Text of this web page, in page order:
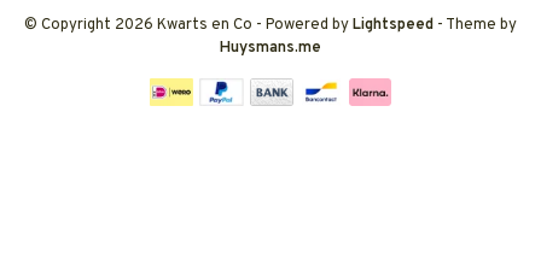
© Copyright 2026 Kwarts en Co - Powered byLightspeed - Theme by
Huysmans.me